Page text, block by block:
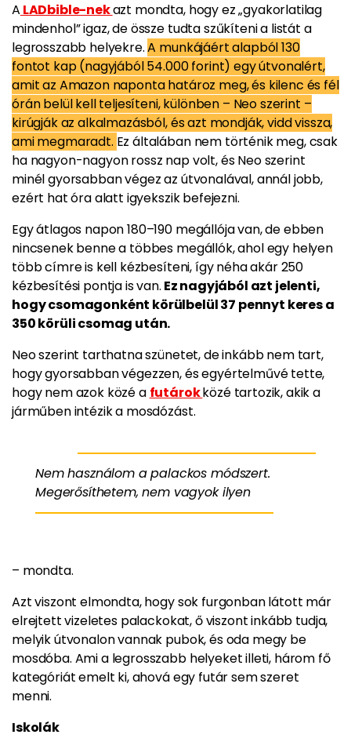
A LADbible-nekazt mondta, hogy ez „gyakorlatilag
mindenhol” igaz, de össze tudta szűkíteni a listát a
legrosszabb helyekre.A munkájáért alapból 130
fontot kap (nagyjából 54.000 forint) egy útvonalért,
amit az Amazon naponta határoz meg, és kilenc és fél
órán belül kell teljesíteni, különben – Neo szerint –
kirúgják az alkalmazásból, és azt mondják, vidd vissza,
ami megmaradt. Ez általában nem történik meg, csak
ha nagyon-nagyon rossz nap volt, és Neo szerint
minél gyorsabban végez az útvonalával, annál jobb,
ezért hat óra alatt igyekszik befejezni.
Egy átlagos napon 180–190 megállója van, de ebben
nincsenek benne a többes megállók, ahol egy helyen
több címre is kell kézbesíteni, így néha akár 250
kézbesítési pontja is van. Ez nagyjából azt jelenti,
hogy csomagonként körülbelül 37 pennyt keres a
350 körüli csomag után.
Neo szerint tarthatna szünetet, de inkább nem tart,
hogy gyorsabban végezzen, és egyértelművé tette,
hogy nem azok közé a futárokközé tartozik, akik a
járműben intézik a mosdózást.
Nem használom a palackos módszert.
Megerősíthetem, nem vagyok ilyen
– mondta.
Azt viszont elmondta, hogy sok furgonban látott már
elrejtett vizeletes palackokat, ő viszont inkább tudja,
melyik útvonalon vannak pubok, és oda megy be
mosdóba. Ami a legrosszabb helyeket illeti, három fő
kategóriát emelt ki, ahová egy futár sem szeret
menni.
Iskolák